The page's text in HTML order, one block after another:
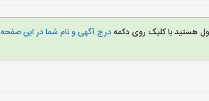
هستید با کلیک روی دکمهدرج آگهی و نام شما در این صفحه